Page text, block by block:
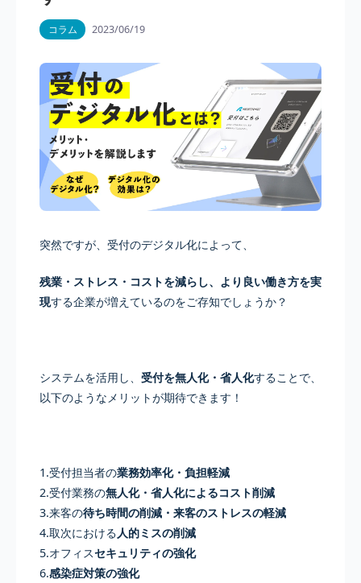
コラム 2023/06/19
突然ですが、受付のデジタル化によって、
残業・ストレス・コストを減らし、より良い働き方を実
現する企業が増えているのをご存知でしょうか？
システムを活用し、 受付を無人化・省人化することで、
以下のようなメリットが期待できます！
1.受付担当者の業務効率化・負担軽減
2.受付業務の無人化・省人化によるコスト削減
3.来客の待ち時間の削減・来客のストレスの軽減
4.取次における 人的ミスの削減
5.オフィスセキュリティの強化
6.感染症対策の強化